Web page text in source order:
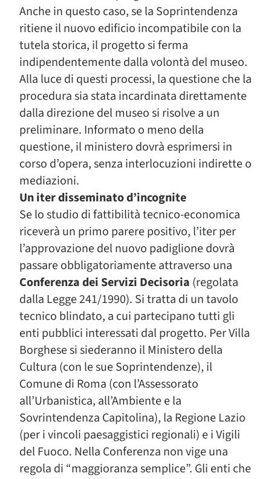
Anche in questo caso, se la Soprintendenza
ritiene il nuovo edificio incompatibile con la
tutela storica, il progetto si ferma
indipendentemente dalla volontà del museo.
Alla luce di questi processi, la questione che la
procedura sia stata incardinata direttamente
dalla direzione del museo si risolve a un
preliminare. Informato o meno della
questione, il ministero dovrà esprimersi in
corso d’opera, senza interlocuzioni indirette o
mediazioni.
Un iter disseminato d’incognite
Se lo studio di fattibilità tecnico-economica
riceverà un primo parere positivo, l’iter per
l’approvazione del nuovo padiglione dovrà
passare obbligatoriamente attraverso una
Conferenza dei Servizi Decisoria (regolata
dalla Legge 241/1990). Si tratta di un tavolo
tecnico blindato, a cui partecipano tutti gli
enti pubblici interessati dal progetto. Per Villa
Borghese si siederanno il Ministero della
Cultura (con le sue Soprintendenze), il
Comune di Roma (con l’Assessorato
all’Urbanistica, all’Ambiente e la
Sovrintendenza Capitolina), la Regione Lazio
(per i vincoli paesaggistici regionali) e i Vigili
del Fuoco. Nella Conferenza non vige una
regola di “maggioranza semplice”. Gli enti che